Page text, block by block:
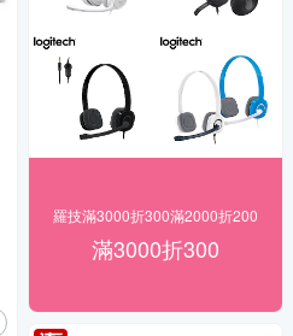
羅技滿3000折300滿2000折200
滿3000折300